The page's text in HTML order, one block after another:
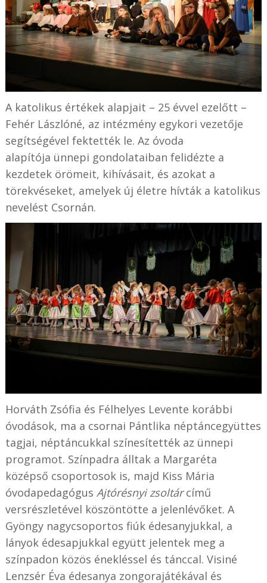
A katolikus értékek alapjait – 25 évvel ezelőtt –
Fehér Lászlóné, az intézmény egykori vezetője
segítségével fektették le. Az óvoda
alapítója ünnepi gondolataiban felidézte a
kezdetek örömeit, kihívásait, és azokat a
törekvéseket, amelyek új életre hívták a katolikus
nevelést Csornán.
Horváth Zsófia és Félhelyes Levente korábbi
óvodások, ma a csornai Pántlika néptáncegyüttes
tagjai, néptáncukkal színesítették az ünnepi
programot. Színpadra álltak a Margaréta
középső csoportosok is, majd Kiss Mária
óvodapedagógus Ajtórésnyi zsoltárcímű
versrészletével köszöntötte a jelenlévőket. A
Gyöngy nagycsoportos fiúk édesanyjukkal, a
lányok édesapjukkal együtt jelentek meg a
színpadon közös énekléssel és tánccal. Visiné
Lenzsér Éva édesanya zongorajátékával és